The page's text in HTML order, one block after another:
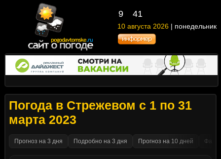
9 41
10 августа 2026 | понедельник
Погода в Стрежевом с 1 по 31
марта 2023
Прогноз на 3 дня Подробно на 3 дня Прогноз на 10 дней